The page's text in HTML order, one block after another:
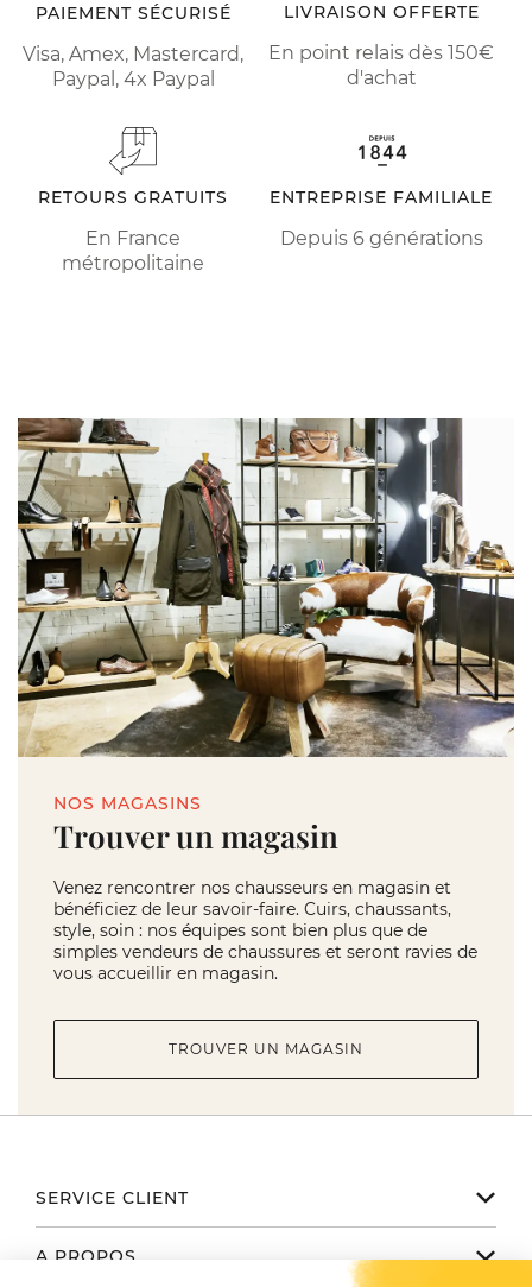
PAIEMENT SÉCURISÉ
Visa, Amex, Mastercard,
Paypal, 4x Paypal
LIVRAISON OFFERTE
En point relais dès 150€
d'achat
RETOURS GRATUITS
En France
métropolitaine
ENTREPRISE FAMILIALE
Depuis 6 générations
NOS MAGASINS
Trouver un magasin
Venez rencontrer nos chausseurs en magasin et
bénéficiez de leur savoir-faire. Cuirs, chaussants,
style, soin : nos équipes sont bien plus que de
simples vendeurs de chaussures et seront ravies de
vous accueillir en magasin.
TROUVER UN MAGASIN
SERVICE CLIENT
de 9h à 17h du lundi au vendredi
A PROPOS